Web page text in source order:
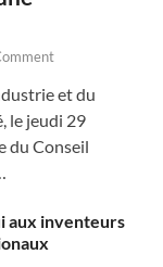
et du
le jeudi 29
du Conseil
aux inventeurs